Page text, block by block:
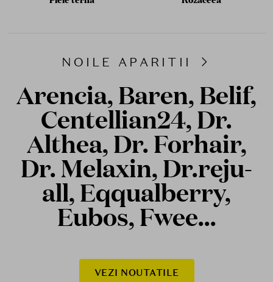
NOILE APARITII
Arencia, Baren, Belif,
Centellian24, Dr.
Althea, Dr. Forhair,
Dr. Melaxin, Dr.reju-
all, Eqqualberry,
Eubos, Fwee...
VEZI NOUTATILE